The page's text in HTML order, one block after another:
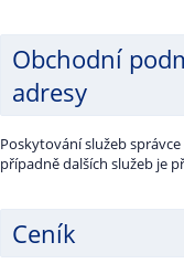
Obchodní
adresy
Poskytování služeb
případně dalších služeb je
Ceník